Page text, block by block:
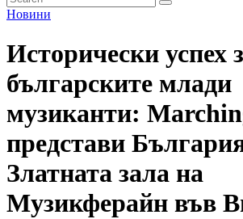
Новини
Исторически успех
българските млади
музиканти:
представи
Златната зала на
Музикферайн във